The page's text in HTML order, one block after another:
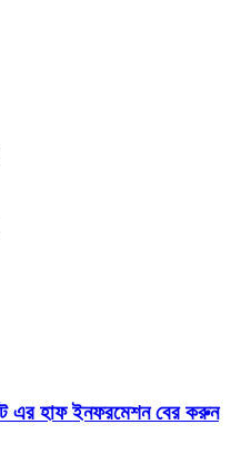
এর হাফ ইনফরমেশন বের করুন